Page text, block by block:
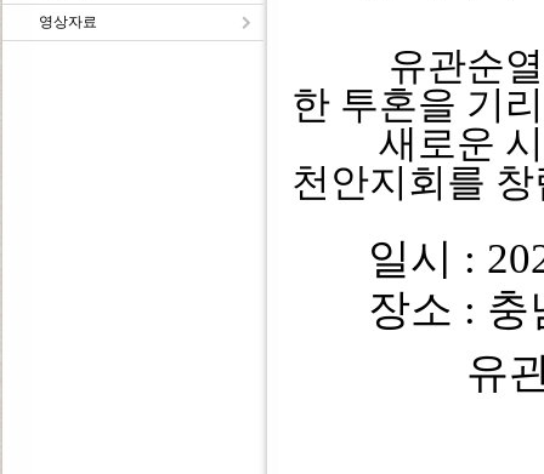
영상자료
유관순열사
한 투혼을 기
새로운 시
천안지회를
일시 :
장소 : 충
유